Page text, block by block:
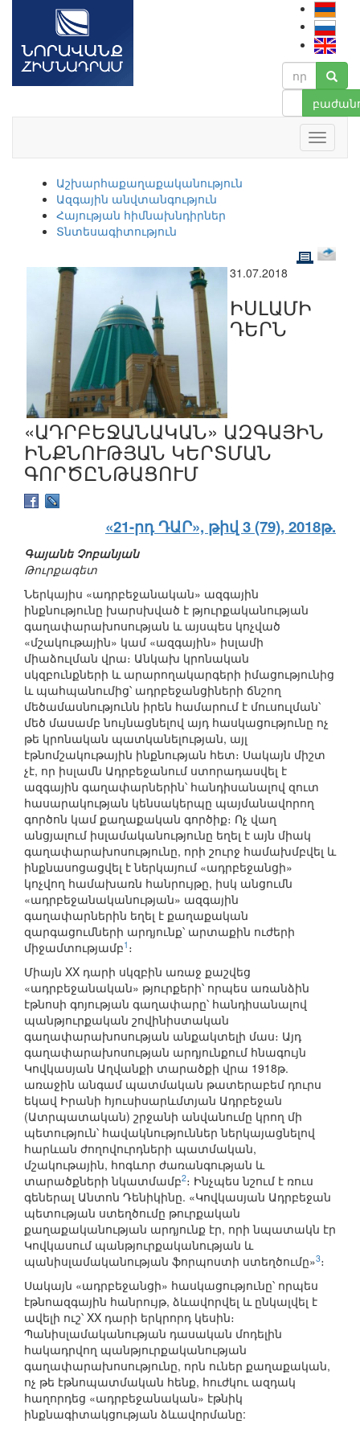
Աշխարհաքաղաքականություն
Ազգային անվտանգություն
Հայության հիմնախնդիրներ
Տնտեսագիտություն
31.07.2018
ԻՍԼԱՄԻ
ԴԵՐՆ
«ԱԴՐԲԵՋԱՆԱԿԱՆ» ԱԶԳԱՅԻՆ
ԻՆՔՆՈՒԹՅԱՆ ԿԵՐՏՄԱՆ
ԳՈՐԾԸՆԹԱՑՈՒՄ
«21-րդ ԴԱՐ», թիվ 3 (79), 2018թ.
Գայանե Չոբանյան
Թուրքագետ
Ներկայիս «ադրբեջանական» ազգային
ինքնությունը խարսխված է թյուրքականության
գաղափարախոսության և այսպես կոչված
«մշակութային» կամ «ազգային» իսլամի
միաձուլման վրա։ Անկախ կրոնական
սկզբունքների և արարողակարգերի իմացությունից
և պահպանումից՝ ադրբեջանցիների ճնշող
մեծամասնությունն իրեն համարում է մուսուլման՝
մեծ մասամբ նույնացնելով այդ հասկացությունը ոչ
թե կրոնական պատկանելության, այլ
էթնոմշակութային ինքնության հետ։ Սակայն միշտ
չէ, որ իսլամն Ադրբեջանում ստորադասվել է
ազգային գաղափարներին՝ հանդիսանալով զուտ
հասարակության կենսակերպը պայմանավորող
գործոն կամ քաղաքական գործիք։ Ոչ վաղ
անցյալում իսլամականությունը եղել է այն միակ
գաղափարախոսությունը, որի շուրջ համախմբվել և
ինքնասոցացվել է ներկայում «ադրբեջանցի»
կոչվող համախառն հանրույթը, իսկ անցումն
«ադրբեջանականության» ազգային
գաղափարներին եղել է քաղաքական
զարգացումների արդյունք՝ արտաքին ուժերի
միջամտությամբ1 ։
Միայն XX դարի սկզբին առաջ քաշվեց
«ադրբեջանական» թյուրքերի՝ որպես առանձին
էթնոսի գոյության գաղափարը՝ հանդիսանալով
պանթյուրքական շովինիստական
գաղափարախոսության անքակտելի մաս։ Այդ
գաղափարախոսության արդյունքում հնագույն
Կովկասյան Աղվանքի տարածքի վրա 1918թ.
առաջին անգամ պատմական թատերաբեմ դուրս
եկավ Իրանի հյուսիսարևմտյան Ադրբեջան
(Ատրպատական) շրջանի անվանումը կրող մի
պետություն՝ հավակնություններ ներկայացնելով
հարևան ժողովուրդների պատմական,
մշակութային, հոգևոր ժառանգության և
տարածքների նկատմամբ2։ Ինչպես նշում է ռուս
գեներալ Անտոն Դենիկինը. «Կովկասյան Ադրբեջան
պետության ստեղծումը թուրքական
քաղաքականության արդյունք էր, որի նպատակն էր
Կովկասում պանթյուրքականության և
պանիսլամականության ֆորպոստի ստեղծումը»3։
Սակայն «ադրբեջանցի» հասկացությունը՝ որպես
էթնոազգային հանրույթ, ձևավորվել և ընկալվել է
ավելի ուշ՝ XX դարի երկրորդ կեսին։
Պանիսլամականության դասական մոդելին
հակադրվող պանթյուրքականության
գաղափարախոսությունը, որն ուներ քաղաքական,
ոչ թե էթնոպատմական հենք, հուժկու ազդակ
հաղորդեց «ադրբեջանական» էթնիկ
ինքնագիտակցության ձևավորմանը: